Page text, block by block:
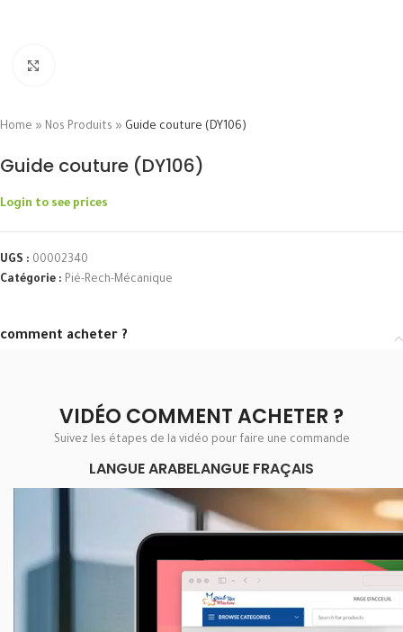
Home » Nos Produits » Guide couture (DY106)
Guide couture (DY106)
Login to see prices
UGS : 00002340
Catégorie : Pié-Rech-Mécanique
comment acheter ?
VIDÉO COMMENT ACHETER ?
Suivez les étapes de la vidéo pour faire une commande
LANGUE ARABELANGUE FRAÇAIS